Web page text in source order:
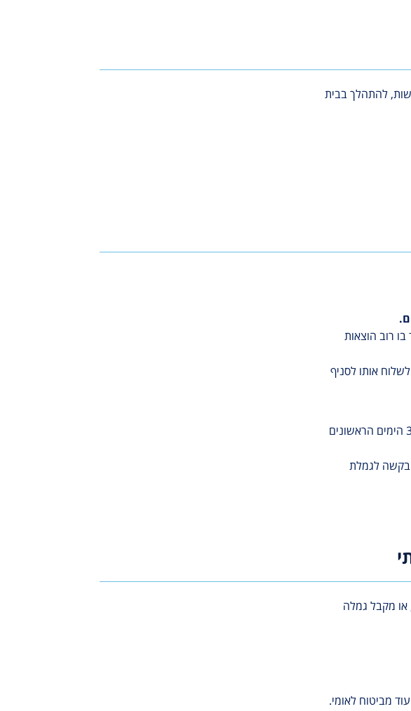
להתהלך בבית
רוב הוצאות
אותו לסניף
בקשה לגמלת
או מקבל גמלה
מביטוח לאומי.